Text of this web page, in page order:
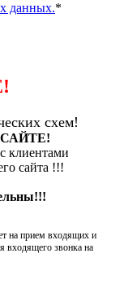
данных.*
схем!
клиентами
сайта !!!
на прием входящих и
входящего звонка на